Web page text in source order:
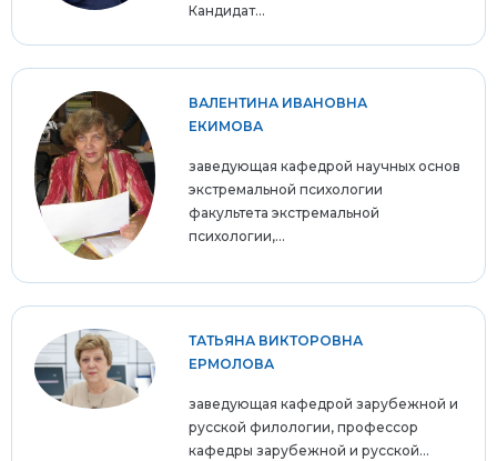
Кандидат...
ВАЛЕНТИНА ИВАНОВНА
ЕКИМОВА
заведующая кафедрой научных основ
экстремальной психологии
факультета экстремальной
психологии,...
ТАТЬЯНА ВИКТОРОВНА
ЕРМОЛОВА
заведующая кафедрой зарубежной и
русской филологии, профессор
кафедры зарубежной и русской...